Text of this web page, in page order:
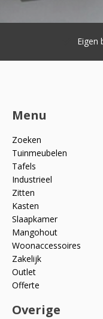
Menu
Zoeken
Tuinmeubelen
Tafels
Industrieel
Zitten
Kasten
Slaapkamer
Mangohout
Woonaccessoires
Zakelijk
Outlet
Offerte
Overige